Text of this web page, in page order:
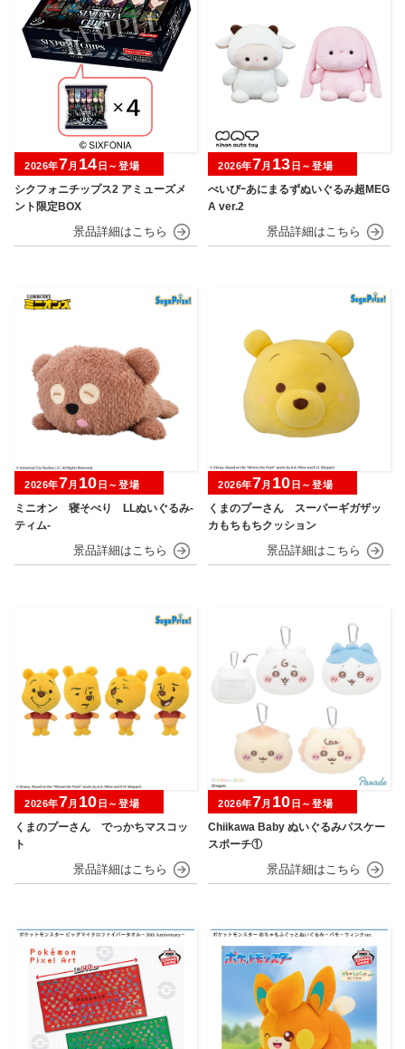
シクフォニチップス2 アミューズメ
ント限定BOX
2026年7月 14 日～登場
べいびｰあにまるずぬいぐるみ超MEG
A ver.2
2026年7月 13 日～登場
ミニオン 寝そべり LLぬいぐるみ‐
ティム‐
2026年7月 10 日～登場
くまのプーさん スーパーギガザッ
カもちもちクッション
2026年7月 10 日～登場
くまのプーさん でっかちマスコッ
ト
2026年7月 10 日～登場
Chiikawa Baby ぬいぐるみパスケー
スポーチ①
2026年7月 10 日～登場